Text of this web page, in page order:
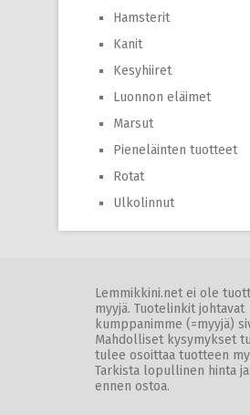
Hamsterit
Kanit
Kesyhiiret
Luonnon eläimet
Marsut
Pieneläinten tuotteet
Rotat
Ulkolinnut
Lemmikkini.net ei ole
myyjä. Tuotelinkit johtavat
kumppanimme (=myyjä)
Mahdolliset kysymykset
tulee osoittaa tuotteen
Tarkista lopullinen hinta
ennen ostoa.